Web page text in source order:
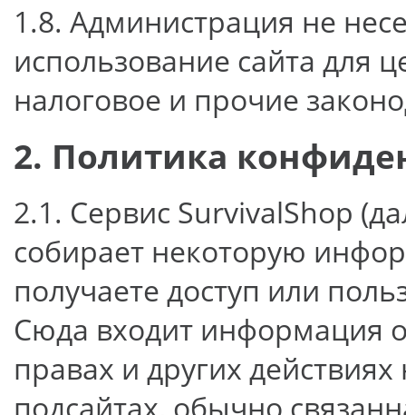
1.8. Администрация не
использование сайта для
налоговое и прочие
2. Политика
2.1. Сервис SurvivalShop
собирает некоторую
получаете доступ или
Сюда входит информация
правах и других